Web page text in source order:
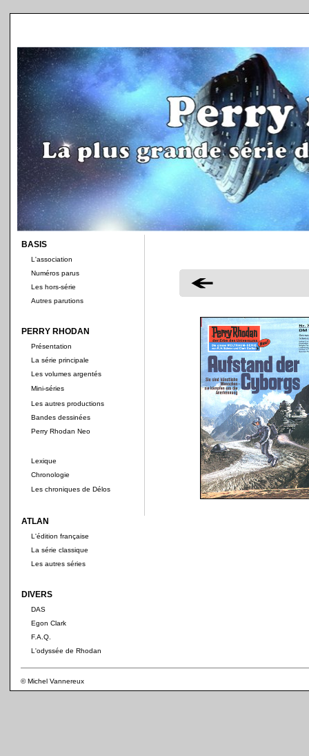
BASIS
L'association
Numéros parus
Les hors-série
Autres parutions
PERRY RHODAN
Présentation
La série principale
Les volumes argentés
Mini-séries
Les autres productions
Bandes dessinées
Perry Rhodan Neo
Lexique
Chronologie
Les chroniques de Délos
ATLAN
L'édition française
La série classique
Les autres séries
DIVERS
DAS
Egon Clark
F.A.Q.
L'odyssée de Rhodan
© Michel Vannereux